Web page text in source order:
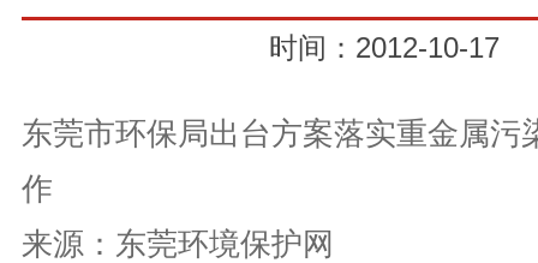
时间：2012-10-17
东莞市环保局出台方案落实重金属污
作
来源：东莞环境保护网